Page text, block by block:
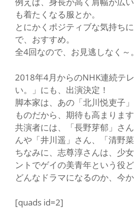
も着たくなる服とか。
とにかくポジティブな気持ち
で、おすすめ。
全4回なので、お見逃しなく～。
2018年4月からのNHK連続テ
い。」 にも、出演決定！
脚本家は、あの 「北川悦吏子」
ものだから、期待も高まります
共演者には、
「長野芽郁」 さん
んや 「井川遥」 さん、 「清野
ちなみに、志尊淳さんは、少
ントでゲイの美青年という役ど
どんなドラマになるのか、今
[quads id=2]